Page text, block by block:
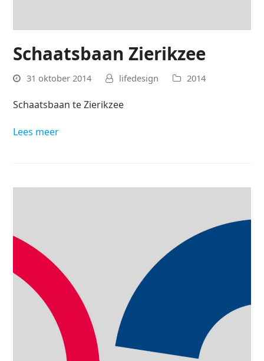
Schaatsbaan Zierikzee
31 oktober 2014 lifedesign 2014
Schaatsbaan te Zierikzee
Lees meer